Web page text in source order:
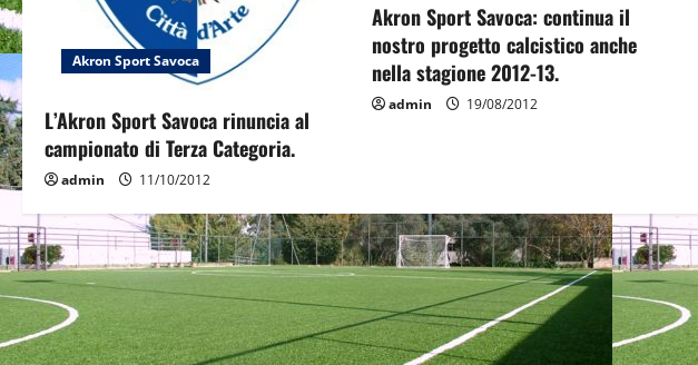
o
n
Akron Sport Savoca
L’Akron Sport Savoca rinuncia al
campionato di Terza Categoria.
admin 11/10/2012
Akron Sport Savoca: continua il
nostro progetto calcistico anche
nella stagione 2012-13.
admin 19/08/2012